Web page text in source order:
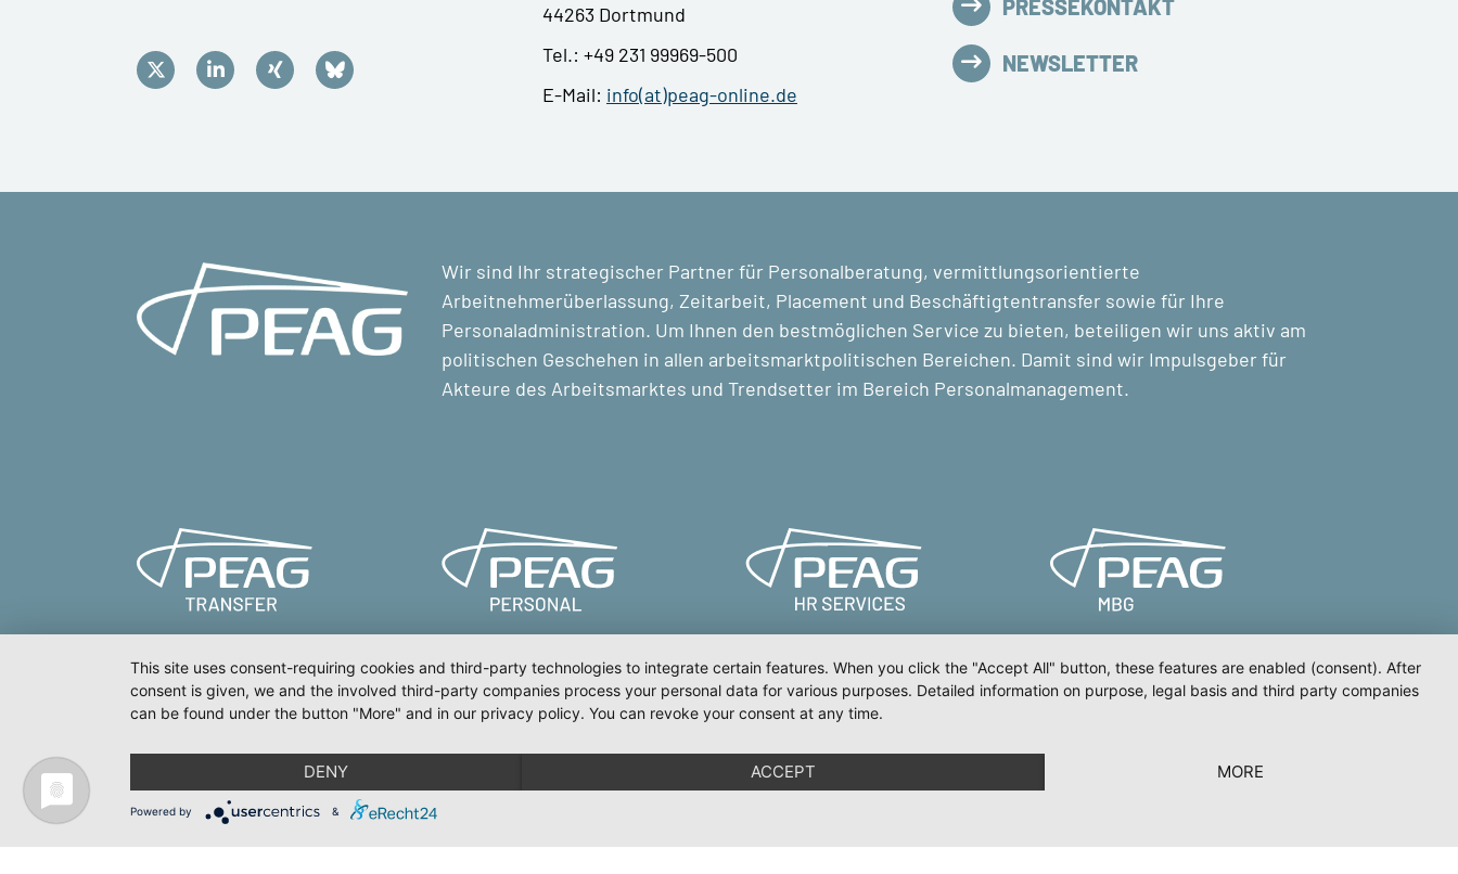
44263 Dortmund
Tel.: +49 231 99969-500
E-Mail: info(at)peag-online.de
PRESSEKONTAKT
NEWSLETTER
Wir sind Ihr strategischer Partner für Personalberatung, vermittlungsorientierte
Arbeitnehmerüberlassung, Zeitarbeit, Placement und Beschäftigtentransfer sowie für Ihre
Personaladministration. Um Ihnen den bestmöglichen Service zu bieten, beteiligen wir uns aktiv am
politischen Geschehen in allen arbeitsmarktpolitischen Bereichen. Damit sind wir Impulsgeber für
Akteure des Arbeitsmarktes und Trendsetter im Bereich Personalmanagement.
Styleguide Meldeportal Test Impressum Datenschutz
This site uses consent-requiring cookies and third-party technologies to integrate certain features. When you click the "Accept All" button, these features are enabled (consent). After
consent is given, we and the involved third-party companies process your personal data for various purposes. Detailed information on purpose, legal basis and third party companies
can be found under the button "More" and in our privacy policy. You can revoke your consent at any time.
DENY ACCEPT MORE
Powered by &